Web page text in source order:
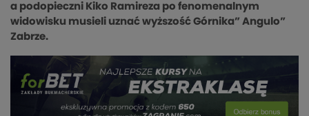
a podopieczni Kiko Ramireza po fenomenalnym
widowisku musieli uznać wyższość Górnika” Angulo”
Zabrze.